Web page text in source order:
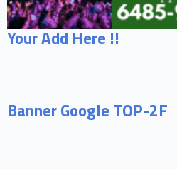
Your Add Here !!
Banner Google TOP-2F